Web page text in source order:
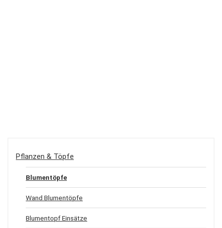
Pflanzen & Töpfe
Blumentöpfe
Wand Blumentöpfe
Blumentopf Einsätze